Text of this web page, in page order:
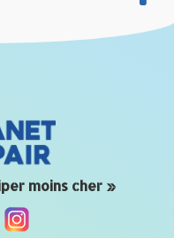
moins cher »